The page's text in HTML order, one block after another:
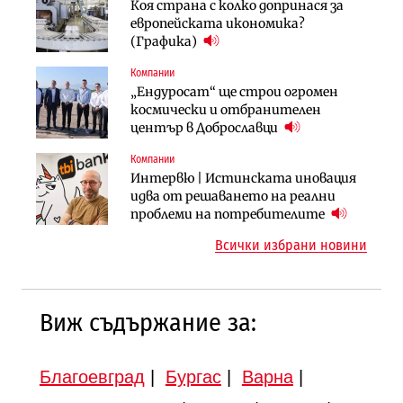
Коя страна с колко допринася за
европейската икономика?
(Графика)
Компании
„Ендуросат“ ще строи огромен
космически и отбранителен
център в Доброславци
Компании
Интервю | Истинската иновация
идва от решаването на реални
проблеми на потребителите
Енергетика
АЕЦ „Козлодуй“ ще работи само още
няколко седмици, ако сушата
Компании
„Хювефарма“ подписа договор за
придобиване на Euroapi Italy
Инфраструктура
АПИ възложи промяната на
парцеларния план за
Финанси
Ипотечното кредитиране в
България продължава да се охлажда
Публични финанси
След 20 години застой: Данъчните
оценки на имотите може да бъдат
Инфраструктура
Вторият мост над Варненското
езеро става част от бъдещата
Всички избрани новини
Виж съдържание за:
Благоевград Бургас| Варна|